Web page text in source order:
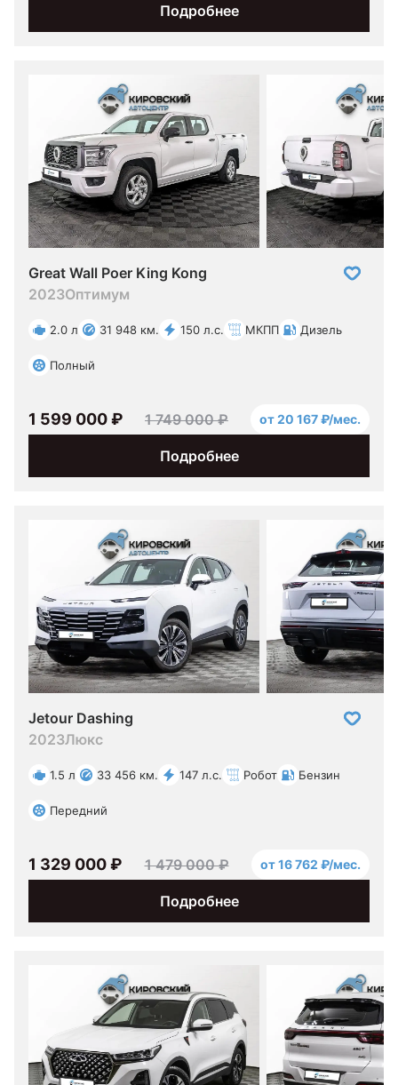
Подробнее
Great Wall Poer King Kong
2023Оптимум
2.0 л 31 948 км. 150 л.с. МКПП Дизель
Полный
Подробнее
1 599 000 ₽ 1 749 000 ₽ от 20 167 ₽/мес.
Jetour Dashing
2023Люкс
1.5 л 33 456 км. 147 л.с. Робот Бензин
Передний
Подробнее
1 329 000 ₽ 1 479 000 ₽ от 16 762 ₽/мес.